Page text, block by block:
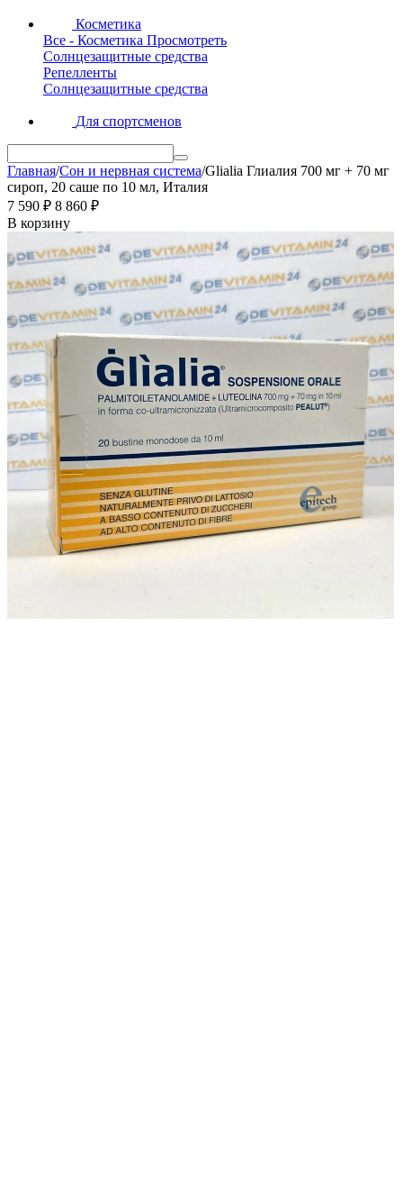
Косметика
Все - Косметика Просмотреть
Солнцезащитные средства
Репелленты
Солнцезащитные средства
Для спортсменов
Главная/Сон и нервная система/Glialia Глиалия 700 мг + 70 мг
сироп, 20 саше по 10 мл, Италия
7 590 ₽ 8 860 ₽
В корзину